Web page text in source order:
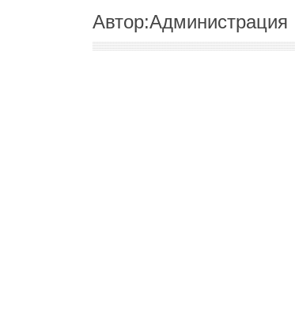
Автор:Администрация